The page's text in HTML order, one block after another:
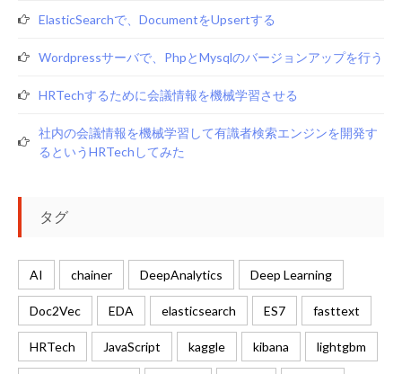
ElasticSearchで、documentをupsertする
Wordpressサーバで、phpとmysqlのバージョンアップを行う
HRTechするために会議情報を機械学習させる
社内の会議情報を機械学習して有識者検索エンジンを開発す
るというHRTechしてみた
タグ
AI chainer DeepAnalytics Deep Learning
Doc2Vec EDA elasticsearch ES7 fasttext
HRTech JavaScript kaggle kibana lightgbm